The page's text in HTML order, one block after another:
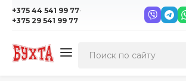
+375 44 541 99 77·
+375 29 541 99 77